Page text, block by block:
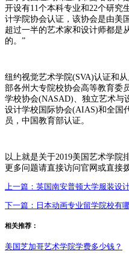
开设有11个本科专业和22个研究
计学院协会认证，该协会是由美
超过一半的艺术家和设计师都是
的。”
纽约视觉艺术学院(SVA)认证和
部各州大专院校协会高等教育委
学校协会(NASAD)、独立艺术与
设计学校国际协会(AIAS)和全国
员，中国教育部认证。
以上就是关于2019美国艺术学院
更多问题请直接访问官网或直接
上一篇： 英国南安普顿大学服装设
下一篇： 日本动画专业留学院校有
相关推荐：
美国芝加哥艺术学院学费多少钱？